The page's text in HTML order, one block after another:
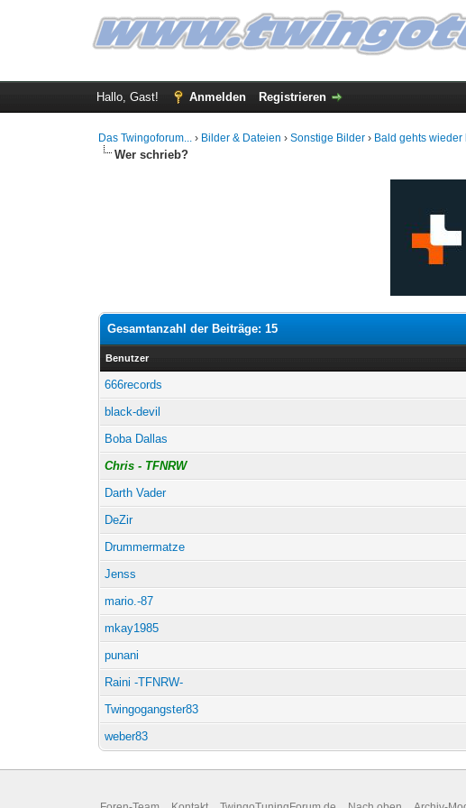
Hallo, Gast! Anmelden Registrieren
Das Twingoforum... › Bilder & Dateien ›Sonstige Bilder › Bald gehts
Wer schrieb?
Gesamtanzahl der Beiträge: 15
Benutzer
666records
black-devil
Boba Dallas
Chris - TFNRW
Darth Vader
DeZir
Drummermatze
Jenss
mario.-87
mkay1985
punani
Raini -TFNRW-
Twingogangster83
weber83